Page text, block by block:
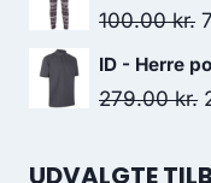
100.00kr.
ID - Herre
279.00kr.
UDVALGTE